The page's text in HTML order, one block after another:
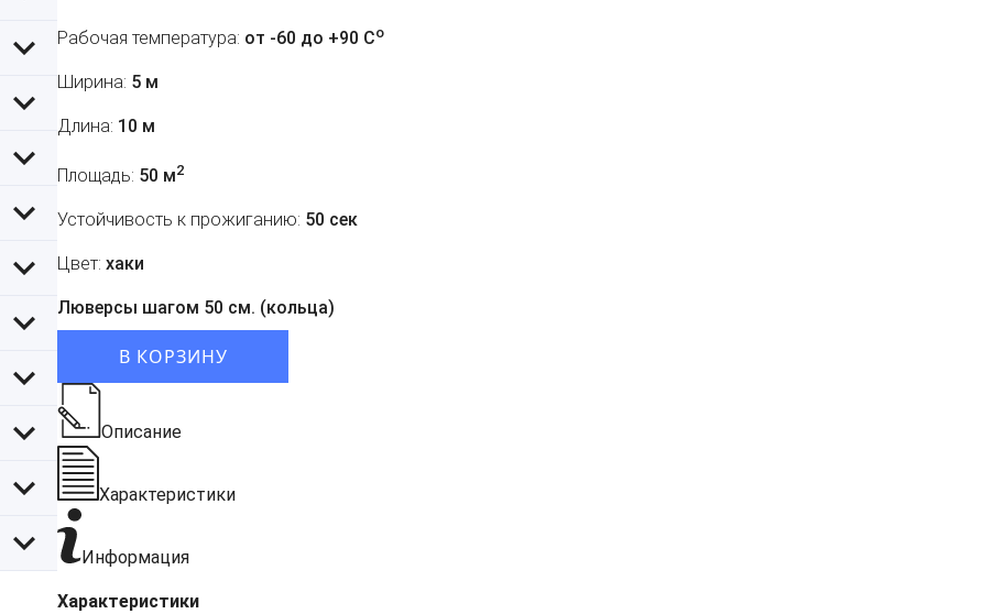
Рабочая температура: от -60 до +90 Co
Ширина: 5 м
Длина: 10 м
Площадь: 50 м2
Устойчивость к прожиганию: 50 сек
Цвет: хаки
Люверсы шагом 50 см. (кольца)
В КОРЗИНУ
Описание
Характеристики
Информация
Характеристики